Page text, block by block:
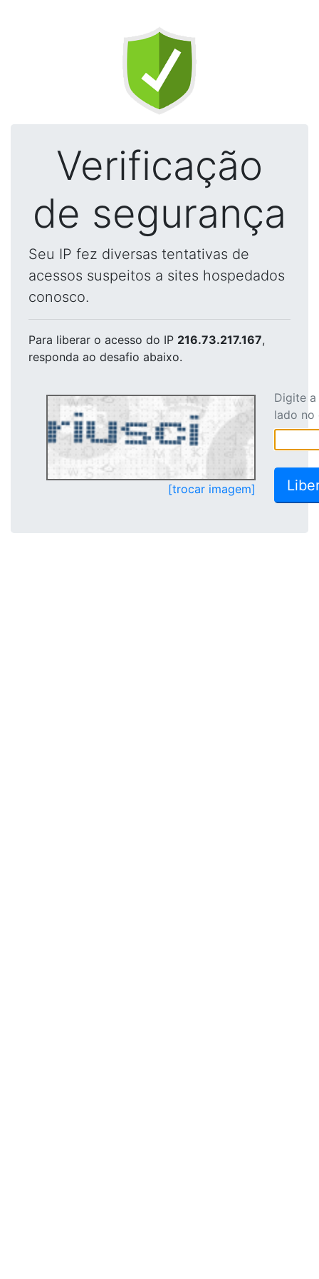
Verificação
de segurança
Seu IP fez diversas tentativas de
acessos suspeitos a sites hospedados
conosco.
Para liberar o acesso do IP 216.73.217.167,
responda ao desafio abaixo.
[trocar imagem]
Digite
lado no